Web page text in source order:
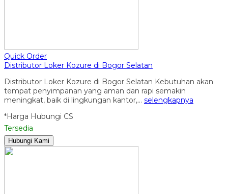
Quick Order
Distributor Loker Kozure di Bogor Selatan
Distributor Loker Kozure di Bogor Selatan Kebutuhan akan
tempat penyimpanan yang aman dan rapi semakin
meningkat, baik di lingkungan kantor,… selengkapnya
*Harga Hubungi CS
Tersedia
Hubungi Kami